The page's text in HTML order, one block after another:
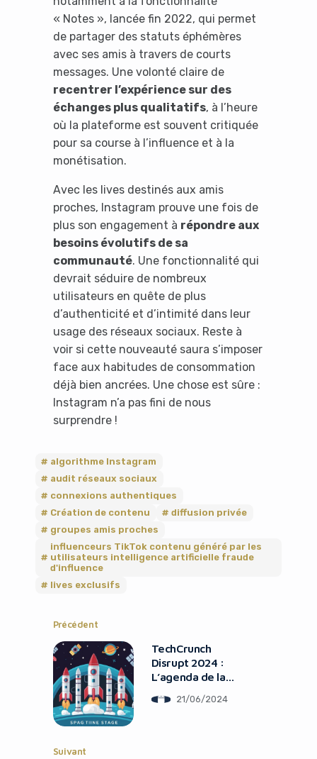
« Notes », lancée fin 2022, qui permet
de partager des statuts éphémères
avec ses amis à travers de courts
messages. Une volonté claire de
recentrer l’expérience sur des
échanges plus qualitatifs, à l’heure
où la plateforme est souvent critiquée
pour sa course à l’influence et à la
monétisation.
Avec les lives destinés aux amis
proches, Instagram prouve une fois de
plus son engagement à répondre aux
besoins évolutifs de sa
communauté. Une fonctionnalité qui
devrait séduire de nombreux
utilisateurs en quête de plus
d’authenticité et d’intimité dans leur
usage des réseaux sociaux. Reste à
voir si cette nouveauté saura s’imposer
face aux habitudes de consommation
déjà bien ancrées. Une chose est sûre :
Instagram n’a pas fini de nous
surprendre !
algorithme Instagram
audit réseaux sociaux
connexions authentiques
Création de contenu
diffusion privée
groupes amis proches
influenceurs TikTok contenu généré par les
utilisateurs intelligence artificielle fraude
d'influence
lives exclusifs
Précédent
TechCrunch
Disrupt 2024 :
L’agenda de la
dévoilé21/06/2024
Suivant